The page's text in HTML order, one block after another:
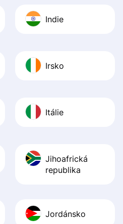
Indie
Irsko
Itálie
Jihoafrická
republika
Jordánsko